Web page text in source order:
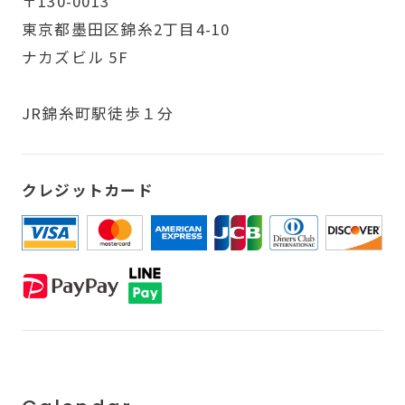
東京都墨田区錦糸2丁目4-10
ナカズビル 5F
JR錦糸町駅徒歩１分
クレジットカード